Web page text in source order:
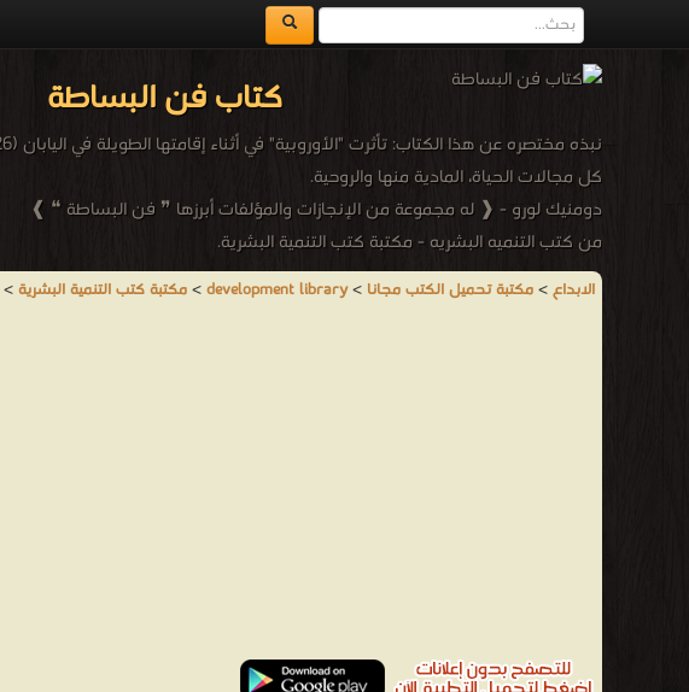
كتاب فن البساطة
كل مجالات الحياة، المادية منها والروحية.
دومنيك لورو - ❰ له مجموعة من الإنجازات والمؤلفات أبرزها ❞ فن البساطة ❝ ❱
من كتب التنميه البشريه - مكتبة كتب التنمية البشرية.
الابداع>مكتبة تحميل الكتب مجانا >
development library
>مكتبة كتب التنمية البشرية>